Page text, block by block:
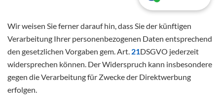
Wir weisen Sie ferner darauf hin, dass Sie der künftigen
Verarbeitung Ihrer personenbezogenen Daten entsprechend
den gesetzlichen Vorgaben gem. Art. 21DSGVO jederzeit
widersprechen können. Der Widerspruch kann insbesondere
gegen die Verarbeitung für Zwecke der Direktwerbung
erfolgen.